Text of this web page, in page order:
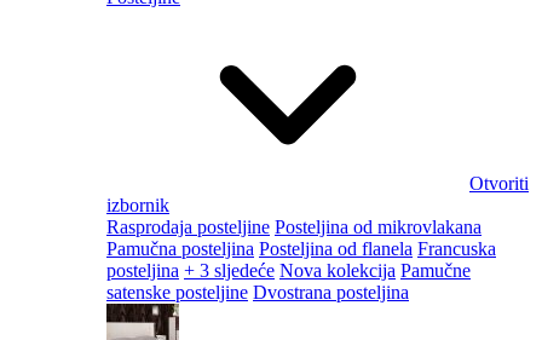
Otvoriti
izbornik
Rasprodaja posteljine Posteljina od mikrovlakana
Pamučna posteljina Posteljina od flanela Francuska
posteljina + 3 sljedeće Nova kolekcija Pamučne
satenske posteljine Dvostrana posteljina